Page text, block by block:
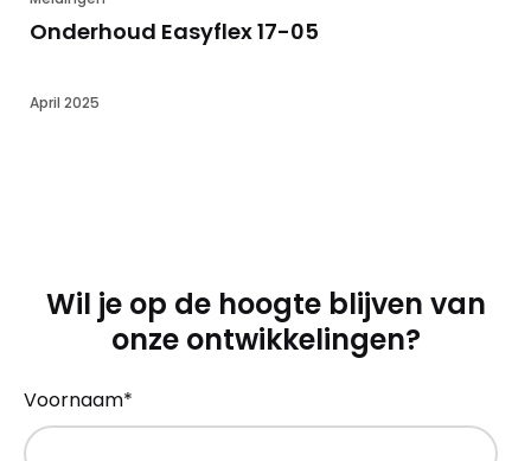
Onderhoud Easyflex 17-05
April 2025
Wil je op de hoogte blijven van
onze ontwikkelingen?
Voornaam*